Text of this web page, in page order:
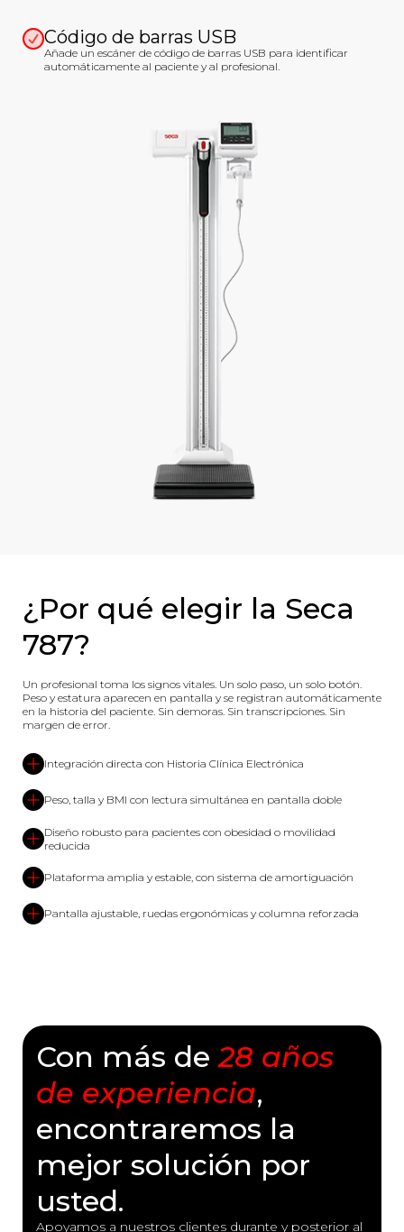
Código de barras USB
Añade un escáner de código de barras USB para identificar
automáticamente al paciente y al profesional.
¿Por qué elegir la Seca
787?
Un profesional toma los signos vitales. Un solo paso, un solo botón.
Peso y estatura aparecen en pantalla y se registran automáticamente
en la historia del paciente. Sin demoras. Sin transcripciones. Sin
margen de error.
Integración directa con Historia Clínica Electrónica
Peso, talla y BMI con lectura simultánea en pantalla doble
Diseño robusto para pacientes con obesidad o movilidad
reducida
Plataforma amplia y estable, con sistema de amortiguación
Pantalla ajustable, ruedas ergonómicas y columna reforzada
Con más de28 años
de experiencia,
encontraremos la
mejor solución por
usted.
Apoyamos a nuestros clientes durante y posterior al